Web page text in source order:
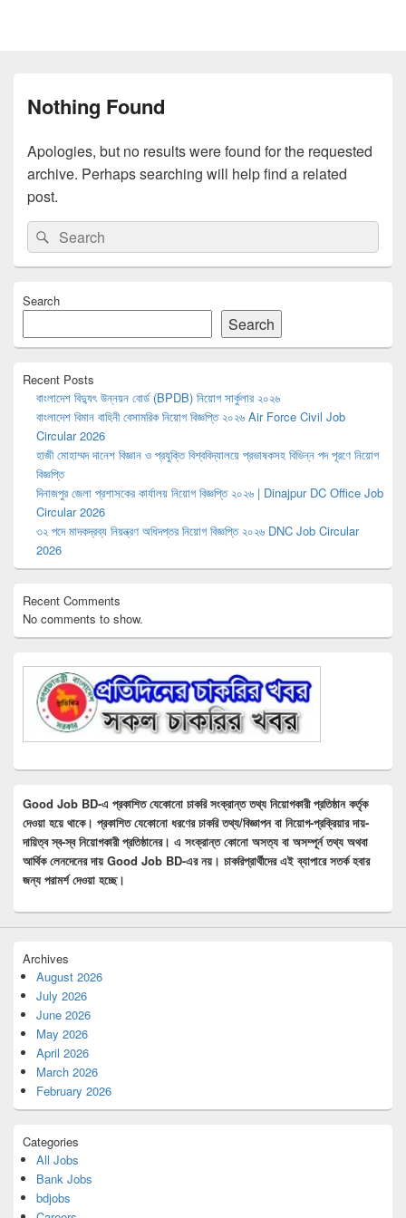
Nothing Found
Apologies, but no results were found for the requested
archive. Perhaps searching will help find a related
post.
Search
for:
Search
Sidebar
Area
Search
Search
Recent Posts
বাংলাদেশ বিদ্যুৎ উন্নয়ন বোর্ড (BPDB) নিয়োগ সার্কুলার ২০২৬
বাংলাদেশ বিমান বাহিনী বেসামরিক নিয়োগ বিজ্ঞপ্তি ২০২৬ Air Force Civil Job
Circular 2026
হাজী মোহাম্মদ দানেশ বিজ্ঞান ও প্রযুক্তি বিশ্ববিদ্যালয়ে প্রভাষকসহ বিভিন্ন পদ পূরণে নিয়োগ
বিজ্ঞপ্তি
দিনাজপুর জেলা প্রশাসকের কার্যালয় নিয়োগ বিজ্ঞপ্তি ২০২৬ | Dinajpur DC Office Job
Circular 2026
৩২ পদে মাদকদ্রব্য নিয়ন্ত্রণ অধিদপ্তর নিয়োগ বিজ্ঞপ্তি ২০২৬ DNC Job Circular
2026
Recent Comments
No comments to show.
Good Job BD-এ প্রকাশিত যেকোনো চাকরি সংক্রান্ত তথ্য নিয়োগকারী প্রতিষ্ঠান কর্তৃক
দেওয়া হয়ে থাকে। প্রকাশিত যেকোনো ধরণের চাকরি তথ্য/বিজ্ঞাপন বা নিয়োগ-প্রক্রিয়ার দায়-
দায়িত্ব স্ব-স্ব নিয়োগকারী প্রতিষ্ঠানের। এ সংক্রান্ত কোনো অসত্য বা অসম্পূর্ন তথ্য অথবা
আর্থিক লেনদেনের দায় Good Job BD-এর নয়। চাকরিপ্রার্থীদের এই ব্যাপারে সতর্ক হবার
জন্য পরামর্শ দেওয়া হচ্ছে।
Archives
August 2026
July 2026
June 2026
May 2026
April 2026
March 2026
February 2026
Categories
All Jobs
Bank Jobs
bdjobs